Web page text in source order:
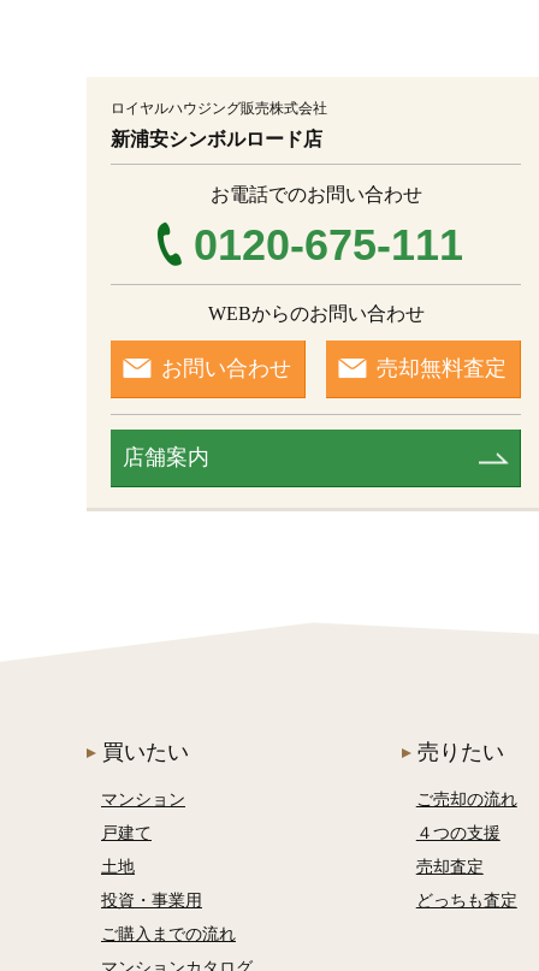
更地 古家あり
駅からの徒歩
指定しない
3日以内
画像あり
ロイヤルハウジング販売株式会社
新浦安シンボルロード店
お電話でのお問い合わせ
0120-675-111
WEBからのお問い合わせ
お問い合わせ 売却無料査定
店舗案内
買いたい
マンション
戸建て
土地
投資・事業用
ご購入までの流れ
売りたい
ご売却の流れ
４つの支援
売却査定
どっちも査定